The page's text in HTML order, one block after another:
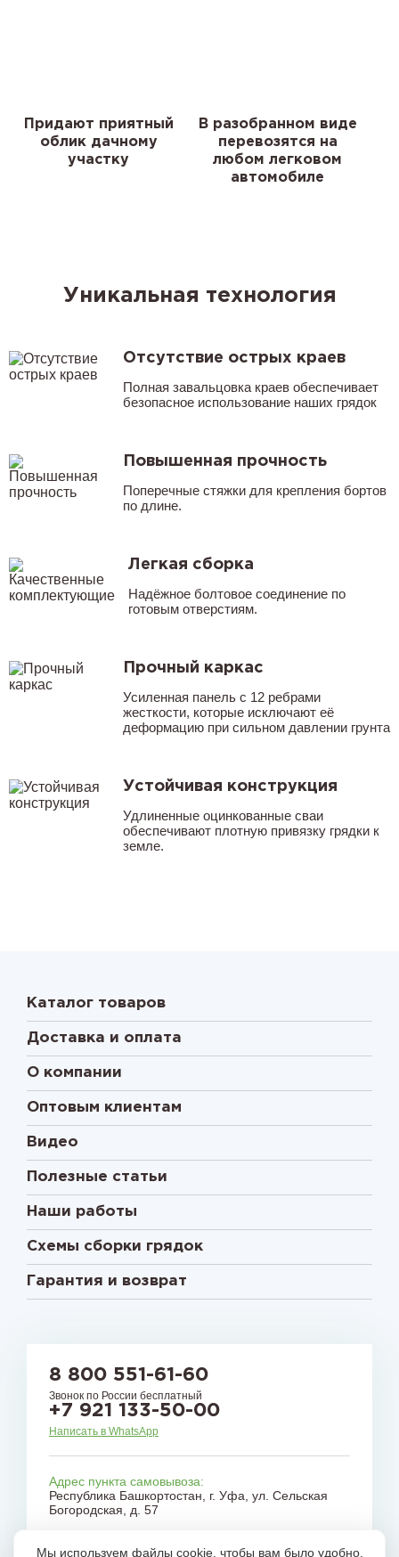
Мы используем файлы cookie, чтобы вам было удобно.
Придают приятный
облик дачному
участку
В разобранном виде
перевозятся на
любом легковом
автомобиле
Уникальная технология
Отсутствие острых краев
Полная завальцовка краев обеспечивает
безопасное использование наших грядок
Повышенная прочность
Поперечные стяжки для крепления бортов
по длине.
Легкая сборка
Надёжное болтовое соединение по
готовым отверстиям.
Прочный каркас
Усиленная панель с 12 ребрами
жесткости, которые исключают её
деформацию при сильном давлении грунта
Устойчивая конструкция
Удлиненные оцинкованные сваи
обеспечивают плотную привязку грядки к
земле.
Каталог товаров
Доставка и оплата
О компании
Оптовым клиентам
Видео
Полезные статьи
Наши работы
Схемы сборки грядок
Гарантия и возврат
8 800 551-61-60
Звонок по России бесплатный
+7 921 133-50-00
Написать в WhatsApp
Адрес пункта самовывоза:
Республика Башкортостан, г. Уфа, ул. Сельская
Богородская, д. 57